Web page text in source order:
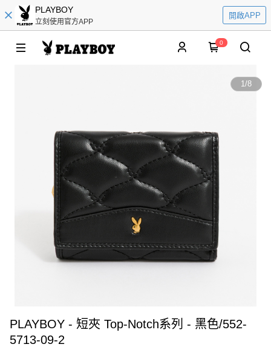
PLAYBOY
立刻使用官方APP
開啟APP
0
1/8
PLAYBOY - 短夾 Top-Notch系列 - 黑色/552-
5713-09-2